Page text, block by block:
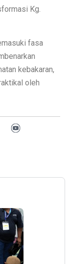
Kg.
fasa
kebakaran,
oleh